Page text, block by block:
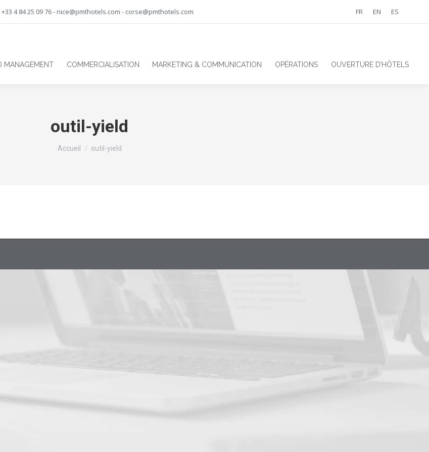
+33 4 84 25 09 76 - nice@pmthotels.com - corse@pmthotels.com FR EN ES
MANAGEMENT COMMERCIALISATION MARKETING & COMMUNICATION OPÉRATIONS OUVERTURE D’HÔTELS
outil-yield
Vous êtes ici :
Accueil outil-yield